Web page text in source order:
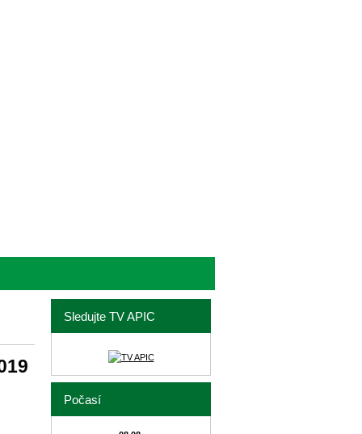
Sledujte TV APIC
Počasí